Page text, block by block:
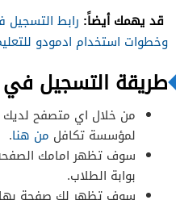
قد يهمك أيضاً:
وخطوات استخدام ادمودو
طريقة التسجيل
من خلال اي متصفح لديك
لمؤسسة تكافل من هنا.
سوف تظهر امامك الصفحه
بوابة الطلاب.